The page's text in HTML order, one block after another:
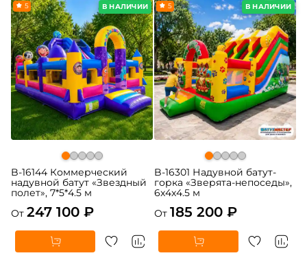
В НАЛИЧИИ
5
B-16144 Коммерческий
надувной батут «Звездный
полет», 7*5*4.5 м
От 247 100 ₽
В НАЛИЧИИ
5
B-16301 Надувной батут-
горка «Зверята-непоседы»,
6x4x4.5 м
От 185 200 ₽